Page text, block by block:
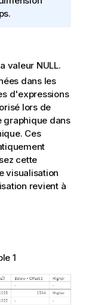
valeur NULL.
dans les
d'expressions
lors de
graphique dans
Ces
cette
visualisation
revient à
1